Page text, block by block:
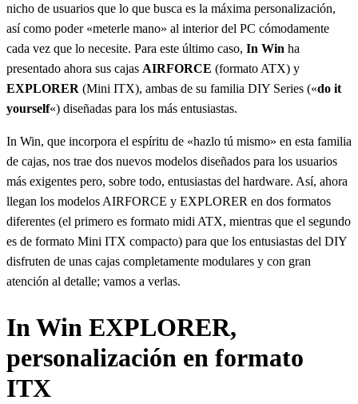
nicho de usuarios que lo que busca es la máxima personalización,
así como poder «meterle mano» al interior del PC cómodamente
cada vez que lo necesite. Para este último caso, In Win ha
presentado ahora sus cajas AIRFORCE (formato ATX) y
EXPLORER (Mini ITX), ambas de su familia DIY Series («do it
yourself«) diseñadas para los más entusiastas.
In Win, que incorpora el espíritu de «hazlo tú mismo» en esta familia
de cajas, nos trae dos nuevos modelos diseñados para los usuarios
más exigentes pero, sobre todo, entusiastas del hardware. Así, ahora
llegan los modelos AIRFORCE y EXPLORER en dos formatos
diferentes (el primero es formato midi ATX, mientras que el segundo
es de formato Mini ITX compacto) para que los entusiastas del DIY
disfruten de unas cajas completamente modulares y con gran
atención al detalle; vamos a verlas.
In Win EXPLORER,
personalización en formato
ITX